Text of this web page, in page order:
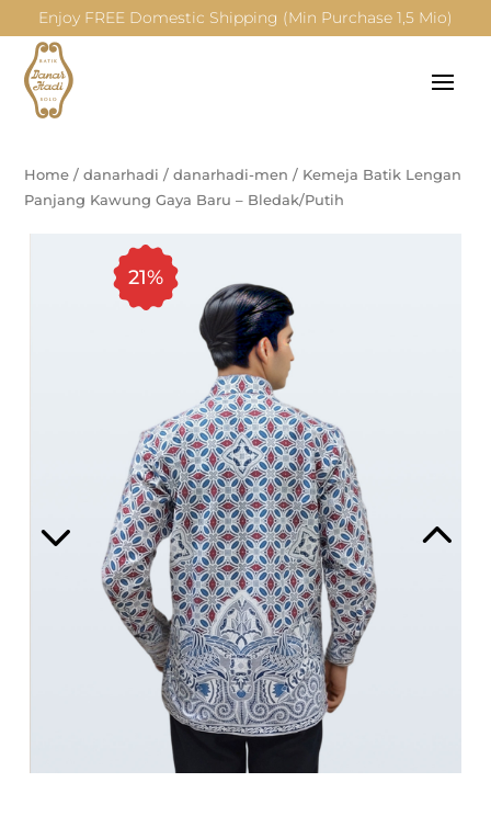
Enjoy FREE Domestic Shipping (Min Purchase 1,5 Mio)
Home /danarhadi /danarhadi-men / Kemeja Batik Lengan
Panjang Kawung Gaya Baru – Bledak/Putih
21%